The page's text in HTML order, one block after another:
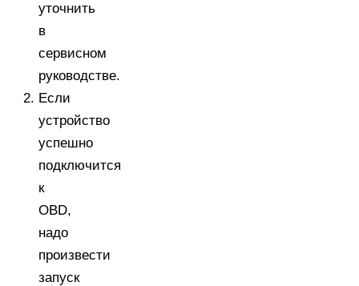
уточнить
в
сервисном
руководстве.
Если
устройство
успешно
подключится
к
OBD,
надо
произвести
запуск